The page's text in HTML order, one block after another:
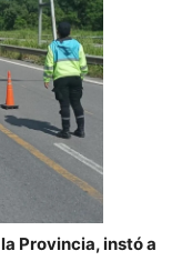
Provincia, instó a